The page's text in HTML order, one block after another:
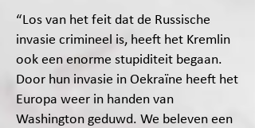
“Los van het feit dat de Russische
invasie crimineel is, heeft het Kremlin
ook een enorme stupiditeit begaan.
Door hun invasie in Oekraïne heeft het
Europa weer in handen van
Washington geduwd. We beleven een